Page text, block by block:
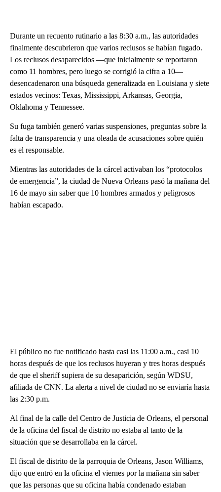
Durante un recuento rutinario a las 8:30 a.m., las autoridades
finalmente descubrieron que varios reclusos se habían fugado.
Los reclusos desaparecidos —que inicialmente se reportaron
como 11 hombres, pero luego se corrigió la cifra a 10—
desencadenaron una búsqueda generalizada en Louisiana y siete
estados vecinos: Texas, Mississippi, Arkansas, Georgia,
Oklahoma y Tennessee.
Su fuga también generó varias suspensiones, preguntas sobre la
falta de transparencia y una oleada de acusaciones sobre quién
es el responsable.
Mientras las autoridades de la cárcel activaban los “protocolos
de emergencia”, la ciudad de Nueva Orleans pasó la mañana del
16 de mayo sin saber que 10 hombres armados y peligrosos
habían escapado.
El público no fue notificado hasta casi las 11:00 a.m., casi 10
horas después de que los reclusos huyeran y tres horas después
de que el sheriff supiera de su desaparición, según WDSU,
afiliada de CNN. La alerta a nivel de ciudad no se enviaría hasta
las 2:30 p.m.
Al final de la calle del Centro de Justicia de Orleans, el personal
de la oficina del fiscal de distrito no estaba al tanto de la
situación que se desarrollaba en la cárcel.
El fiscal de distrito de la parroquia de Orleans, Jason Williams,
dijo que entró en la oficina el viernes por la mañana sin saber
que las personas que su oficina había condenado estaban